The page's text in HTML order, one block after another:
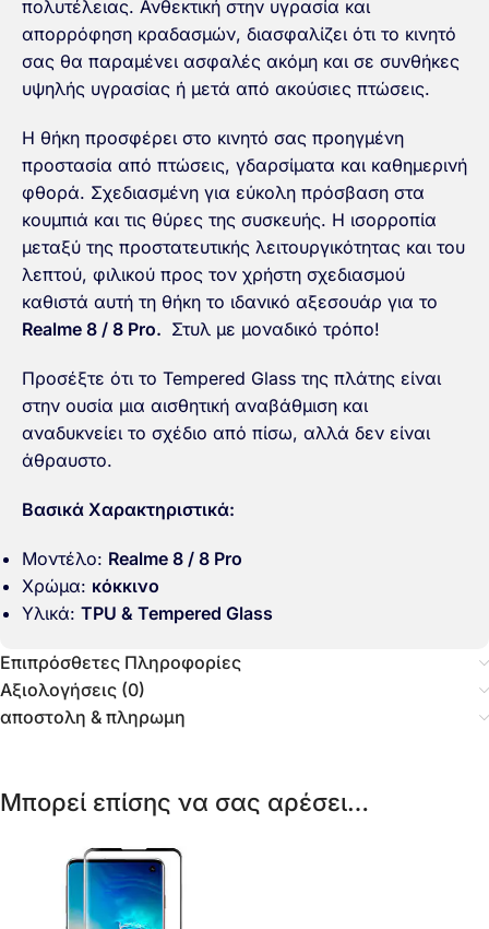
πολυτέλειας. Ανθεκτική στην υγρασία και
απορρόφηση κραδασμών, διασφαλίζει ότι το κινητό
σας θα παραμένει ασφαλές ακόμη και σε συνθήκες
υψηλής υγρασίας ή μετά από ακούσιες πτώσεις.
Η θήκη προσφέρει στο κινητό σας προηγμένη
προστασία από πτώσεις, γδαρσίματα και καθημερινή
φθορά. Σχεδιασμένη για εύκολη πρόσβαση στα
κουμπιά και τις θύρες της συσκευής. Η ισορροπία
μεταξύ της προστατευτικής λειτουργικότητας και του
λεπτού, φιλικού προς τον χρήστη σχεδιασμού
καθιστά αυτή τη θήκη το ιδανικό αξεσουάρ για το
Realme 8 / 8 Pro. Στυλ με μοναδικό τρόπο!
Προσέξτε ότι το Tempered Glass της πλάτης είναι
στην ουσία μια αισθητική αναβάθμιση και
αναδυκνείει το σχέδιο από πίσω, αλλά δεν είναι
άθραυστο.
Βασικά Χαρακτηριστικά:
Μοντέλο: Realme 8 / 8 Pro
Χρώμα: κόκκινο
Υλικά: TPU & Tempered Glass
Επιπρόσθετες Πληροφορίες
Αξιολογήσεις (0)
αποστολη & πληρωμη
Μπορεί επίσης να σας αρέσει…